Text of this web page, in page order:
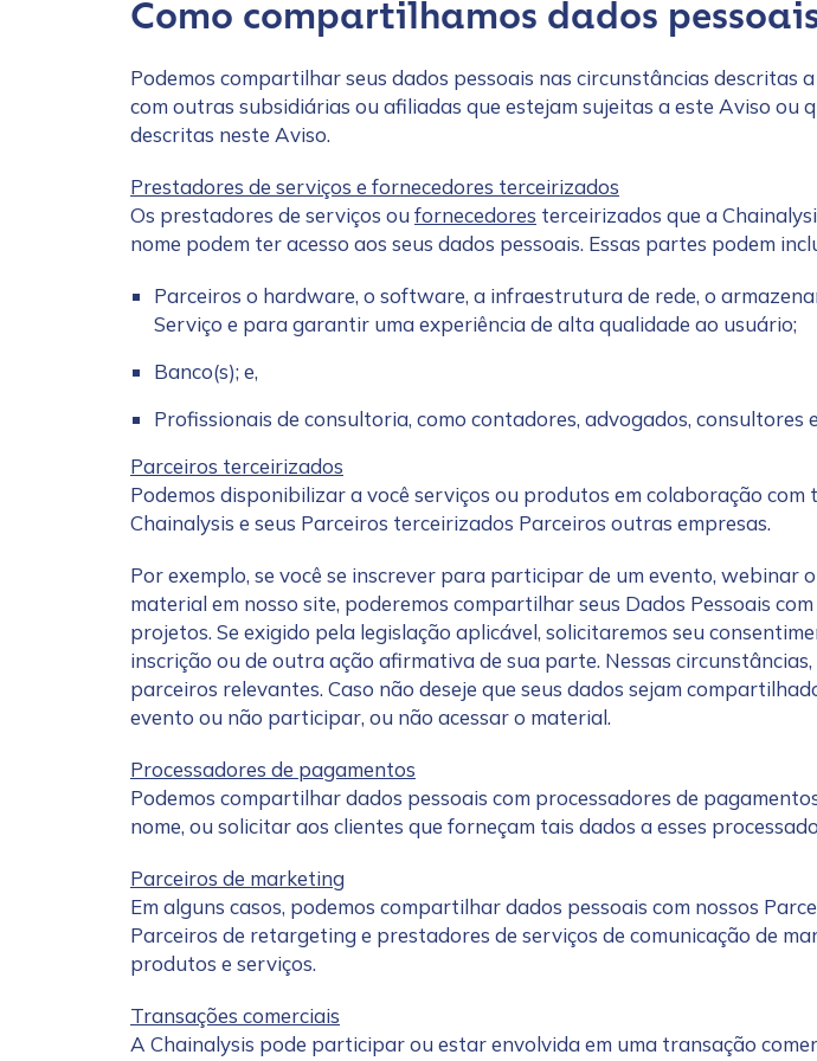
Como compartilhamos dados
Podemos compartilhar seus dados pessoais nas circunstâncias descritas
com outras subsidiárias ou afiliadas que estejam sujeitas a este Aviso
descritas neste Aviso.
Prestadores de serviços e fornecedores terceirizados
Os prestadores de serviços ou fornecedores terceirizados que a
nome podem ter acesso aos seus dados pessoais. Essas partes podem
Parceiros o hardware, o software, a infraestrutura de rede, o
Serviço e para garantir uma experiência de alta qualidade ao usuário;
Banco(s); e,
Profissionais de consultoria, como contadores, advogados, consultores
Parceiros terceirizados
Podemos disponibilizar a você serviços ou produtos em colaboração
Chainalysis e seus Parceiros terceirizados Parceiros outras empresas.
Por exemplo, se você se inscrever para participar de um evento,
material em nosso site, poderemos compartilhar seus Dados Pessoais
projetos. Se exigido pela legislação aplicável, solicitaremos seu
inscrição ou de outra ação afirmativa de sua parte. Nessas
parceiros relevantes. Caso não deseje que seus dados sejam
evento ou não participar, ou não acessar o material.
Processadores de pagamentos
Podemos compartilhar dados pessoais com processadores de
nome, ou solicitar aos clientes que forneçam tais dados a esses
Parceiros de marketing
Em alguns casos, podemos compartilhar dados pessoais com nossos
Parceiros de retargeting e prestadores de serviços de comunicação de
produtos e serviços.
Transações comerciais
A Chainalysis pode participar ou estar envolvida em uma transação
*
Last name
*
Company / Organization Name
*
Work Email Address
*
Phone Number